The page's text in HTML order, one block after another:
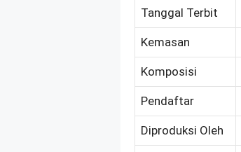
Tanggal Terbit
Kemasan
Komposisi
Pendaftar
Diproduksi Oleh